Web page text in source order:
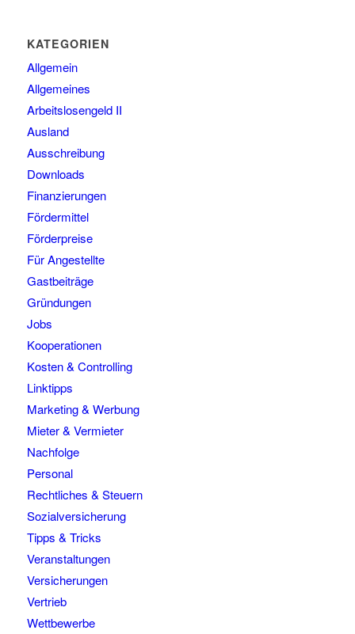
KATEGORIEN
Allgemein
Allgemeines
Arbeitslosengeld II
Ausland
Ausschreibung
Downloads
Finanzierungen
Fördermittel
Förderpreise
Für Angestellte
Gastbeiträge
Gründungen
Jobs
Kooperationen
Kosten & Controlling
Linktipps
Marketing & Werbung
Mieter & Vermieter
Nachfolge
Personal
Rechtliches & Steuern
Sozialversicherung
Tipps & Tricks
Veranstaltungen
Versicherungen
Vertrieb
Wettbewerbe